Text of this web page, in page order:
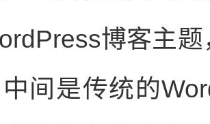
博客主
间是传统的